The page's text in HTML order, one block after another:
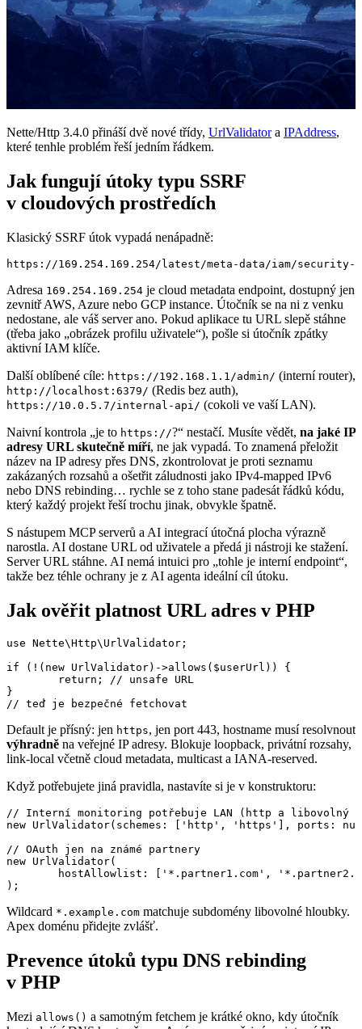
Nette/Http 3.4.0 přináší dvě nové třídy, UrlValidatora IPAddress,
které tenhle problém řeší jedním řádkem.
Jak fungují útoky typu SSRF
v cloudových prostředích
Klasický SSRF útok vypadá nenápadně:
Adresa 169.254.169.254 je cloud metadata endpoint, dostupný jen
zevnitř AWS, Azure nebo GCP instance. Útočník se na ni z venku
nedostane, ale váš server ano. Pokud aplikace tu URL slepě stáhne
(třeba jako „obrázek profilu uživatele“), pošle si útočník zpátky
aktivní IAM klíče.
Další oblíbené cíle: https://192.168.1.1/admin/ (interní router),
http://localhost:6379/ (Redis bez auth),
https://10.0.5.7/internal-api/ (cokoli ve vaší LAN).
Naivní kontrola „je to https://?“ nestačí. Musíte vědět, na jaké IP
adresy URL skutečně míří, ne jak vypadá. To znamená přeložit
název na IP adresy přes DNS, zkontrolovat je proti seznamu
zakázaných rozsahů a ošetřit záludnosti jako IPv4-mapped IPv6
nebo DNS rebinding… rychle se z toho stane padesát řádků kódu,
který každý projekt řeší trochu jinak, obvykle špatně.
S nástupem MCP serverů a AI integrací útočná plocha výrazně
narostla. AI dostane URL od uživatele a předá ji nástroji ke stažení.
Server URL stáhne. AI nemá intuici pro „tohle je interní endpoint“,
takže bez téhle ochrany je z AI agenta ideální cíl útoku.
Jak ověřit platnost URL adres v PHP
use Nette\Http\UrlValidator;
if (!(new UrlValidator)->allows($userUrl)) {
}
Default je přísný: jen https, jen port 443, hostname musí resolvnout
výhradně na veřejné IP adresy. Blokuje loopback, privátní rozsahy,
link-local včetně cloud metadata, multicast a IANA-reserved.
Když potřebujete jiná pravidla, nastavíte si je v konstruktoru:
// Interní monitoring potřebuje LAN (http a libovolný
new UrlValidator(schemes: ['http', 'https'], ports:
// OAuth jen na známé partnery
new UrlValidator(
Wildcard *.example.com matchuje subdomény libovolné hloubky.
Apex doménu přidejte zvlášť.
Prevence útoků typu DNS rebinding
v PHP
Mezi allows() a samotným fetchem je krátké okno, kdy útočník